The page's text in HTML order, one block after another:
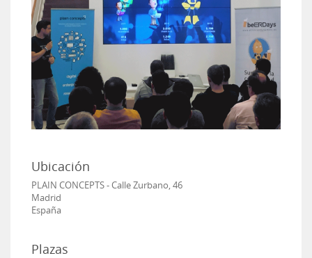
Ubicación
PLAIN CONCEPTS - Calle Zurbano, 46
Madrid
España
Plazas